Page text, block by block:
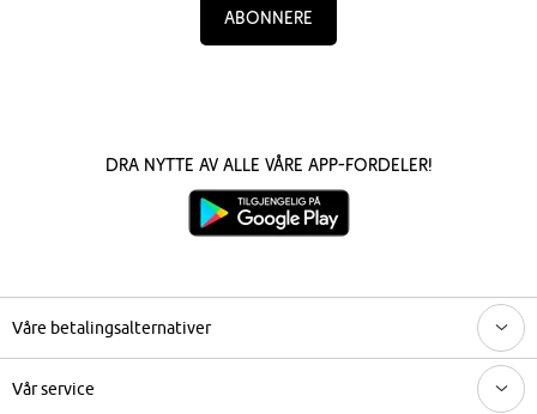
Abonnere
Dra nytte av alle våre app-fordeler!
Våre betalingsalternativer
Vår service